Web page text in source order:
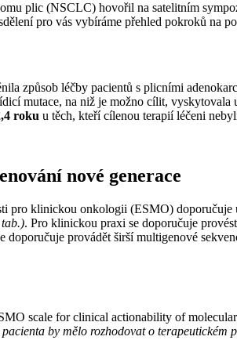
plic (NSCLC) hovořil na satelitním
pro vás vybíráme přehled pokroků na
způsob léčby pacientů s plicními
mutace, na niž je možno cílit,
roku u těch, kteří cílenou terapií léčeni
nové generace
pro klinickou onkologii (ESMO)
. Pro klinickou praxi se doporučuje
provádět širší multigenové
scale for clinical actionability of molecular
pacienta by mělo rozhodovat o